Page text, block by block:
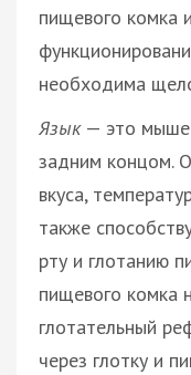
пищевого комка
необходима
Язык— это
задним концом.
вкуса,
также
рту и глотанию
пищевого комка
глотательный
через глотку и